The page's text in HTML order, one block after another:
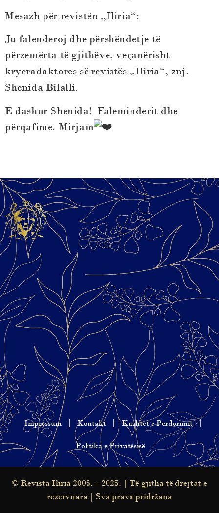
Mesazh për revistën „Iliria“:
Ju falenderoj dhe përshëndetje të
përzemërta të gjithëve, veçanërisht
kryeradaktores së revistës „Iliria“, znj.
Shenida Bilalli.
E dashur Shenida! Faleminderit dhe
përqafime. Mirjam
Impressum Kontakt Kushtet e Përdorimit
Politika e Privatësisë
© Revista Iliria 2005. – 2025. | Të gjitha të drejtat e
rezervuara | Sva prava pridržana